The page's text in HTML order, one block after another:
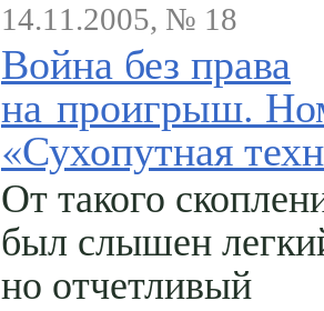
14.11.2005, № 18
Война без права
на проигрыш.
«Сухопутная
От такого
был слышен
но отчетливый